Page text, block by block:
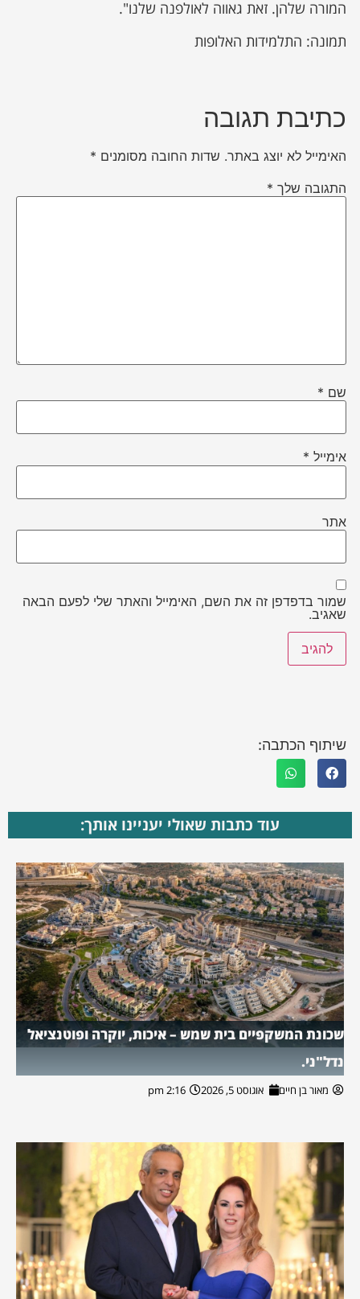
המורה שלהן. זאת גאווה לאולפנה שלנו".
תמונה: התלמידות האלופות
כתיבת תגובה
האימייל לא יוצג באתר. שדות החובה מסומנים *
התגובה שלך *
שם *
אימייל *
אתר
שמור בדפדפן זה את השם, האימייל והאתר שלי לפעם הבאה
שאגיב.
שיתוף הכתבה:
עוד כתבות שאולי יעניינו אותך:
שכונת המשקפיים בית שמש – איכות, יוקרה ופוטנציאל
נדל"ני.
מאור בן חיים אוגוסט 5, 2026 2:16 pm